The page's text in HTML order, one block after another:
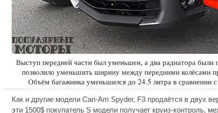
Выступ передней части был уменьшен, а два радиатора были
позволило уменьшить ширину между передними колёсами
Объём багажника уменьшился до 24.5 литра в сравнении
Как и другие модели Can-Am Spyder, F3 продаётся в двух
эти 1500$ покупатель S модели получает круиз-контроль,